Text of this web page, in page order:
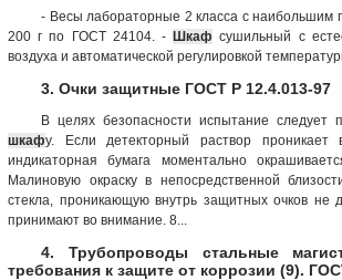
- Весы лабораторные 2 класса с наибольшим
200 г по ГОСТ 24104. -Шкаф сушильный с
воздуха и автоматической регулировкой
3. Очки защитные ГОСТ Р 12.4.013-97
В целях безопасности испытание следует
шкафу. Если детекторный раствор
индикаторная бумага моментально
Малиновую окраску в непосредственной
стекла, проникающую внутрь защитных очков
принимают во внимание. 8...
4. Трубопроводы стальные
требования к защите от коррозии (9).